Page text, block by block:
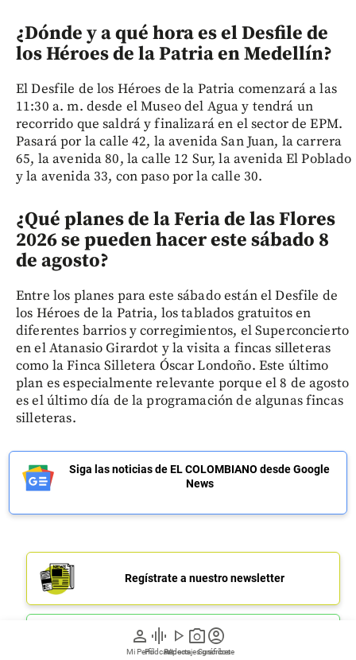
person
Mi Perfil
graphic_eq
Pódcast
play_arrow
Videos
photo_camera
Reportajes gráficos
account_circle
Suscríbete
¿Dónde y a qué hora es el Desfile de
los Héroes de la Patria en Medellín?
El Desfile de los Héroes de la Patria comenzará a las
11:30 a. m. desde el Museo del Agua y tendrá un
recorrido que saldrá y finalizará en el sector de EPM.
Pasará por la calle 42, la avenida San Juan, la carrera
65, la avenida 80, la calle 12 Sur, la avenida El Poblado
y la avenida 33, con paso por la calle 30.
¿Qué planes de la Feria de las Flores
2026 se pueden hacer este sábado 8
de agosto?
Entre los planes para este sábado están el Desfile de
los Héroes de la Patria, los tablados gratuitos en
diferentes barrios y corregimientos, el Superconcierto
en el Atanasio Girardot y la visita a fincas silleteras
como la Finca Silletera Óscar Londoño. Este último
plan es especialmente relevante porque el 8 de agosto
es el último día de la programación de algunas fincas
silleteras.
Siga las noticias de EL COLOMBIANO desde Google
News
Regístrate a nuestro newsletter
Únete a nuestro canal de Whatsapp